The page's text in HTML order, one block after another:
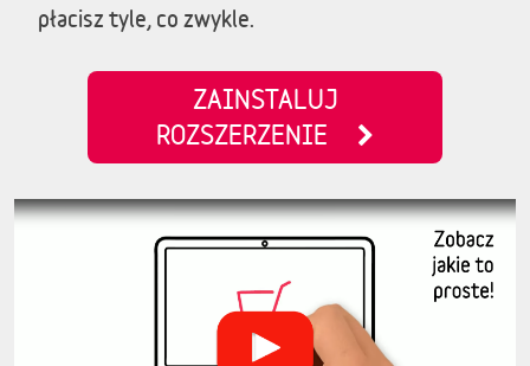
płacisz tyle, co zwykle.
ZAINSTALUJ
ROZSZERZENIE